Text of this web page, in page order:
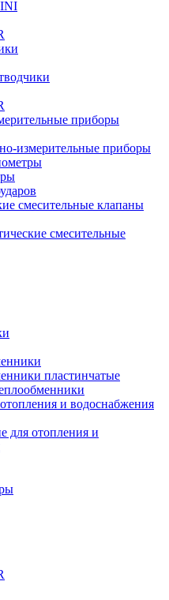
приборы
измерительные приборы
смесительные клапаны
смесительные
пластинчатые
и водоснабжения
для отопления и